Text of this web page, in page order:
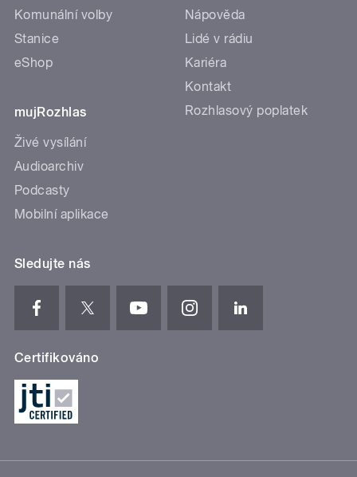
Komunální volby
Stanice
eShop
mujRozhlas
Živé vysílání
Audioarchiv
Podcasty
Mobilní aplikace
Nápověda
Lidé v rádiu
Kariéra
Kontakt
Rozhlasový poplatek
Sledujte nás
Certifikováno